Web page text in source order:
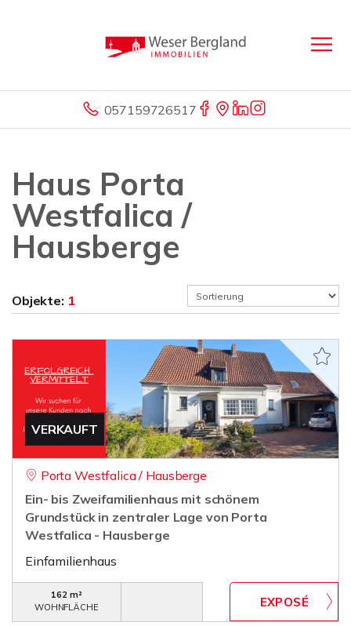
057159726517
Haus Porta
Westfalica /
Hausberge
Objekte: 1
VERKAUFT
Porta Westfalica / Hausberge
Ein- bis Zweifamilienhaus mit schönem
Grundstück in zentraler Lage von Porta
Westfalica - Hausberge
Einfamilienhaus
162 m²
WOHNFLÄCHE